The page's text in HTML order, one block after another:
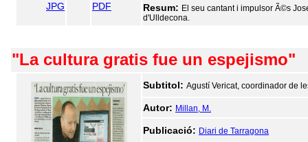
JPG PDF Resum: El seu cantant i impulsor Ã©s
d'Ulldecona.
"La cultura gratis fue un espejismo"
Subtitol: Agustí Vericat, coordinador de
Autor: Millan, M.
Publicació: Diari de Tarragona